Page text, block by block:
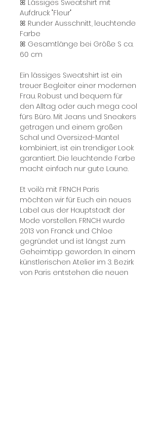
ꕤ Lässiges Sweatshirt mit
Aufdruck "Fleur"
ꕤ Runder Ausschnitt, leuchtende
Farbe
ꕤ Gesamtlänge bei Größe S ca.
60 cm
Ein lässiges Sweatshirt ist ein
treuer Begleiter einer modernen
Frau. Robust und bequem für
den Alltag oder auch mega cool
fürs Büro. Mit Jeans und Sneakers
getragen und einem großen
Schal und Oversized-Mantel
kombiniert, ist ein trendiger Look
garantiert. Die leuchtende Farbe
macht einfach nur gute Laune.
Et voilà mit FRNCH Paris
möchten wir für Euch ein neues
Label aus der Hauptstadt der
Mode vorstellen. FRNCH wurde
2013 von Franck und Chloe
gegründet und ist längst zum
Geheimtipp geworden. In einem
künstlerischen Atelier im 3. Bezirk
von Paris entstehen die neuen